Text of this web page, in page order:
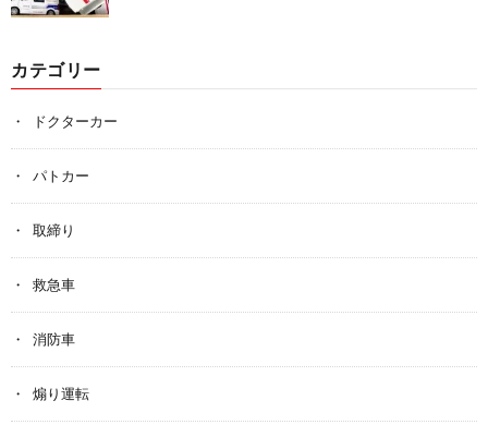
カテゴリー
ドクターカー
パトカー
取締り
救急車
消防車
煽り運転